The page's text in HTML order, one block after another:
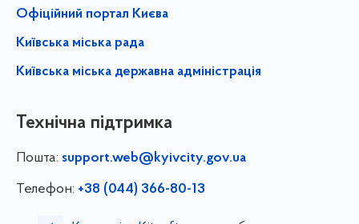
Офіційний портал Києва
Київська міська рада
Київська міська державна адміністрація
Технічна підтримка
Пошта: support.web@kyivcity.gov.ua
Телефон: +38 (044) 366-80-13